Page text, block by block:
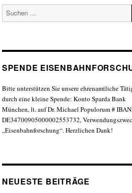
Suche
SPENDE
Bitte unterstützen Sie unsere ehrenamtliche
durch eine kleine Spende: Konto Sparda Bank
München, lt. auf Dr. Michael Populorum #
DE34700905000002553732,
„Eisenbahnforschung“. Herzlichen Dank!
NEUESTE BEITRÄGE